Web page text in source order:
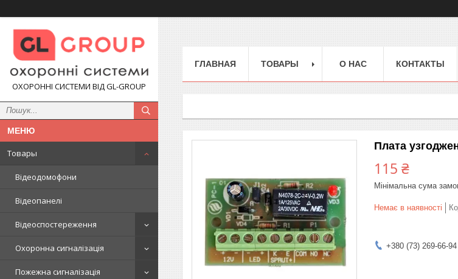
ОХОРОННІ СИСТЕМИ ВІД GL-GROUP
Товары
Відеодомофони
Відеопанелі
Відеоспостереження
Охоронна сигналізація
Пожежна сигналізація
ГЛАВНАЯ ТОВАРЫ О НАС КОНТАКТЫ
Плата
115 ₴
Мінімальна сума
Немає в наявності
+380 (73) 269-66-94